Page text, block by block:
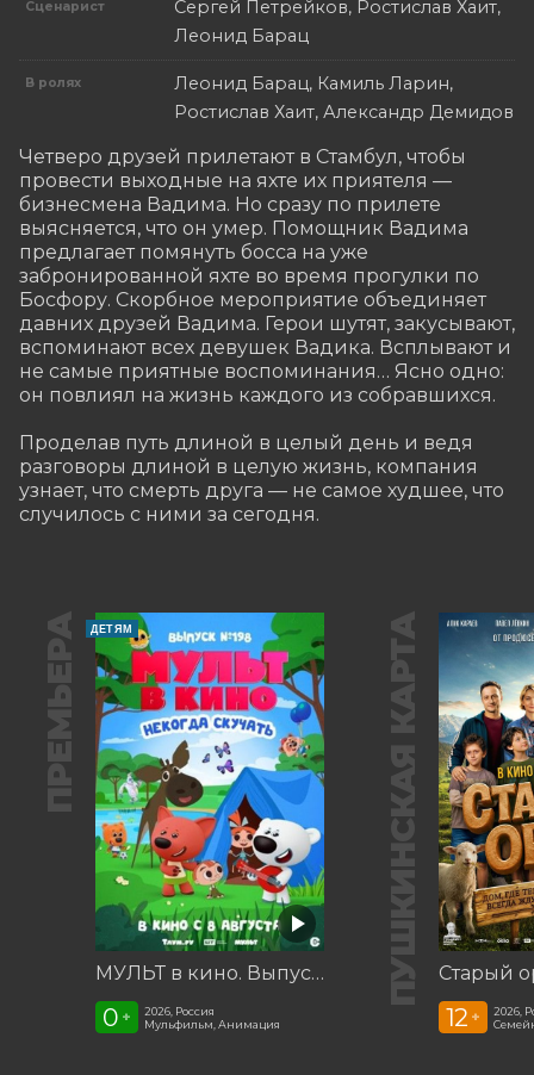
Сценарист
Сергей Петрейков, Ростислав Хаит,
Леонид Барац
В ролях
Леонид Барац, Камиль Ларин,
Ростислав Хаит, Александр Демидов
Четверо друзей прилетают в Стамбул, чтобы
провести выходные на яхте их приятеля —
бизнесмена Вадима. Но сразу по прилете
выясняется, что он умер. Помощник Вадима
предлагает помянуть босса на уже
забронированной яхте во время прогулки по
Босфору. Скорбное мероприятие объединяет
давних друзей Вадима. Герои шутят, закусывают,
вспоминают всех девушек Вадика. Всплывают и
не самые приятные воспоминания… Ясно одно:
он повлиял на жизнь каждого из собравшихся.
Проделав путь длиной в целый день и ведя
разговоры длиной в целую жизнь, компания
узнает, что смерть друга — не самое худшее, что
случилось с ними за сегодня.
ПРЕМЬЕРА ДЕТЯМ
МУЛЬТ в кино. Выпуск №198. Некогда скучать
0 +
2026, Россия
Мульфильм, Анимация
ПУШКИНСКАЯ КАРТА Старый
12 +
2026,